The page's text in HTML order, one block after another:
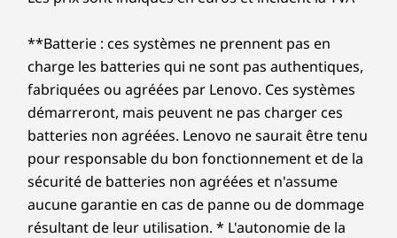
**Batterie : ces systèmes ne prennent pas en
charge les batteries qui ne sont pas authentiques,
fabriquées ou agréées par Lenovo. Ces systèmes
démarreront, mais peuvent ne pas charger ces
batteries non agréées. Lenovo ne saurait être tenu
pour responsable du bon fonctionnement et de la
sécurité de batteries non agréées et n'assume
aucune garantie en cas de panne ou de dommage
résultant de leur utilisation. * L'autonomie de la